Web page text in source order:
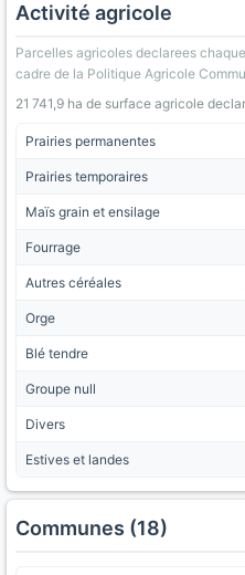
Activité agricole
Parcelles agricoles declarees
cadre de la Politique Agricole
21 741,9 ha de surface agricole
Prairies permanentes
Prairies temporaires
Maïs grain et ensilage
Fourrage
Autres céréales
Orge
Blé tendre
Groupe null
Divers
Estives et landes
Communes (18)